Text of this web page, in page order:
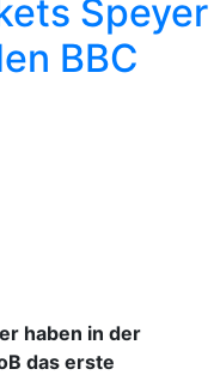
Speyer
BBC
haben in der
das erste